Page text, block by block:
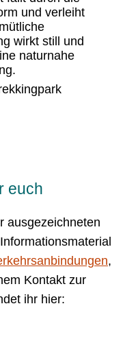
euch
ausgezeichneten
,
Kontakt zur
ihr hier: